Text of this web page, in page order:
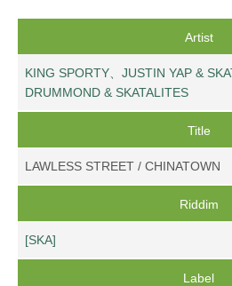
Artist
KING SPORTY、JUSTIN YAP &
DRUMMOND & SKATALITES
Title
LAWLESS STREET / CHINATOWN
Riddim
[SKA]
Label